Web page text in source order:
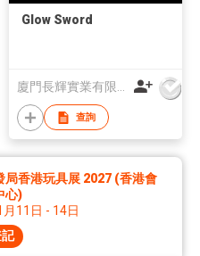
Glow Sword
廈門長輝實業有限公司
查詢
局香港玩具展 2027 (香港會
心)
11日 - 14日